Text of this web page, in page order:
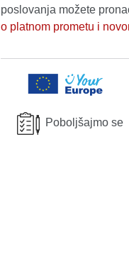
poslovanja možete
o platnom prometu i
Poboljšajmo se